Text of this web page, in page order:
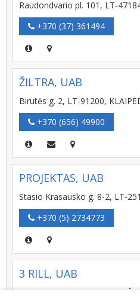
Raudondvario pl. 101, LT-
+370 (37) 361494
ŽILTRA, UAB
Birutės g. 2, LT-91200,
+370 (656) 49900
PROJEKTAS, UAB
Stasio Krasausko g. 8-2, LT-
+370 (5) 2734773
3 RILL, UAB
Aerouosto g. 35, LT-77103,